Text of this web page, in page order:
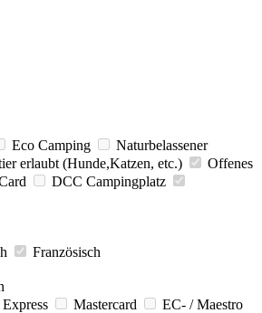
Eco Camping
Naturbelassener
erlaubt (Hunde,Katzen, etc.)
Offenes
DCC Campingplatz
Französisch
Mastercard
EC- / Maestro